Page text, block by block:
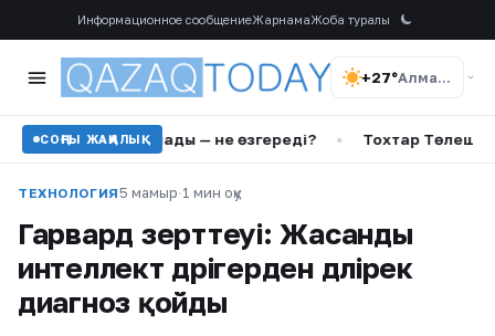
Информационное сообщениеЖарнамаЖоба туралы
+27° Алматы
СОҢҒЫ ЖАҢАЛЫҚ— не өзгереді? • Тохтар Төлешовтің ісін
ТЕХНОЛОГИЯ 5 мамыр·1 мин оқу
Гарвард зерттеуі: Жасанды
интеллект дәрігерден дәлірек
диагноз қойды